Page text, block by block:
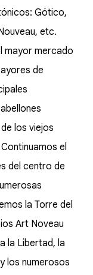
Gótico,
etc.
mayor mercado
de
los viejos
el
del centro de
la Torre del
Art Noveau
la Libertad, la
los numerosos